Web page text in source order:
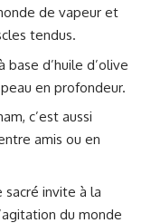
de vapeur et
tendus.
base d’huile d’olive
en profondeur.
c’est aussi
amis ou en
sacré invite à la
du monde